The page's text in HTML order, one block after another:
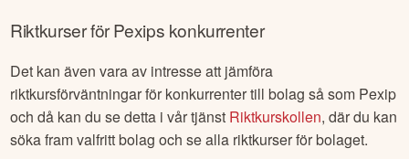
Riktkurser förPexips konkurrenter
Det kan även vara av intresse att jämföra
riktkursförväntningar för konkurrenter till bolag så som Pexip
och då kan du se detta i vår tjänst Riktkurskollen, där du kan
söka fram valfritt bolag och se alla riktkurser för bolaget.